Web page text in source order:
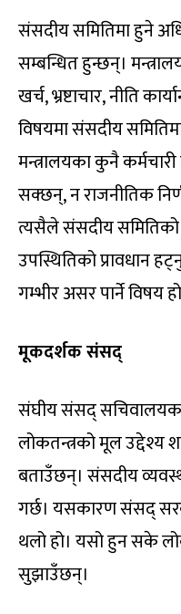
संसदीय समितिमा हुने
सम्बन्धित हुन्छन्।
खर्च, भ्रष्टाचार, नीति
विषयमा संसदीय
मन्त्रालयका कुनै
सक्छन्, न राजनीतिक
त्यसैले संसदीय समितिको
उपस्थितिको प्रावधान
गम्भीर असर पार्ने विषय
मूकदर्शक संसद्
संघीय संसद्
लोकतन्त्रको मूल उद्देश्य
बताउँछन्। संसदीय
गर्छ। यसकारण संसद्
थलो हो। यसो हुन सके
सुझाउँछन्।